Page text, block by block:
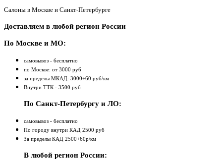
Салоны в Москве и Санкт-Петербурге
Доставляем в любой регион России
По Москве и МО:
самовывоз - бесплатно
по Москве: от 3000 руб
за пределы МКАД: 3000+60 руб/км
Внутри ТТК - 3500 руб
По Санкт-Петербургу и ЛО:
самовывоз - бесплатно
По городу внутри КАД 2500 руб
За пределы КАД 2500+60р/км
В любой регион России: